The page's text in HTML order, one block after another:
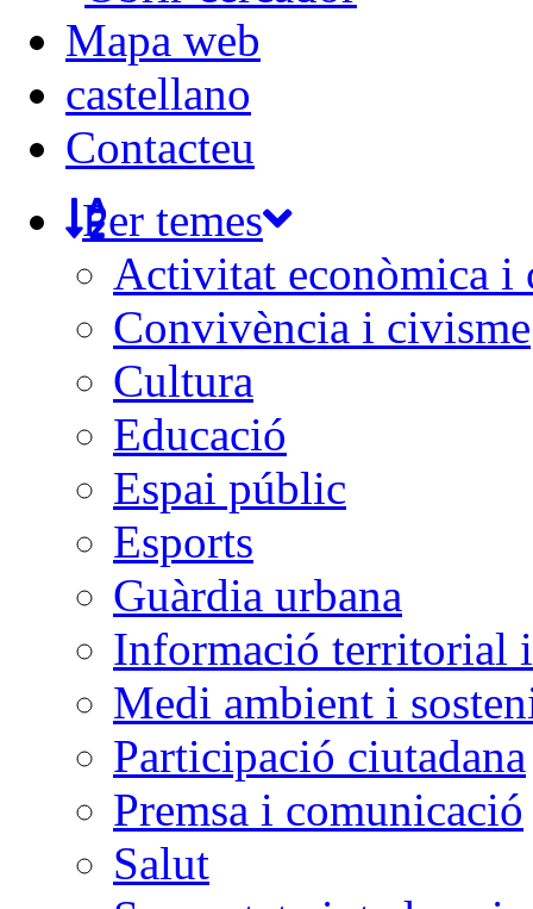
Mapa web
castellano
Contacteu
Per temes
Activitat econòmica i
Convivència i civisme
Cultura
Educació
Espai públic
Esports
Guàrdia urbana
Informació territorial
Medi ambient i
Participació ciutadana
Premsa i comunicació
Salut